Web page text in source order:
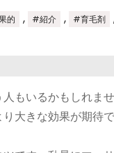
的 , #紹介 , #育毛剤
もいるかもしれませ
り大きな効果が期待